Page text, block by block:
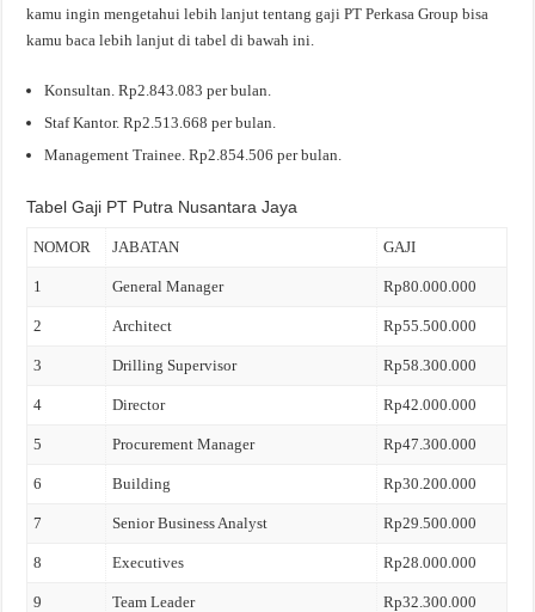
kamu ingin mengetahui lebih lanjut tentang gaji PT Perkasa Group bisa
kamu baca lebih lanjut di tabel di bawah ini.
Konsultan. Rp2.843.083 per bulan.
Staf Kantor. Rp2.513.668 per bulan.
Management Trainee. Rp2.854.506 per bulan.
Tabel Gaji PT Putra Nusantara Jaya
NOMOR JABATAN GAJI
1 General Manager Rp80.000.000
2 Architect Rp55.500.000
3 Drilling Supervisor Rp58.300.000
4 Director Rp42.000.000
5 Procurement Manager Rp47.300.000
6 Building Rp30.200.000
7 Senior Business Analyst Rp29.500.000
8 Executives Rp28.000.000
9 Team Leader Rp32.300.000